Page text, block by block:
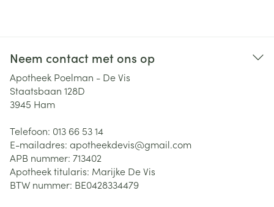
Neem contact met ons op
Apotheek Poelman - De Vis
Staatsbaan 128D
3945 Ham
Telefoon: 013 66 53 14
E-mailadres: apotheekdevis@gmail.com
APB nummer: 713402
Apotheek titularis: Marijke De Vis
BTW nummer: BE0428334479